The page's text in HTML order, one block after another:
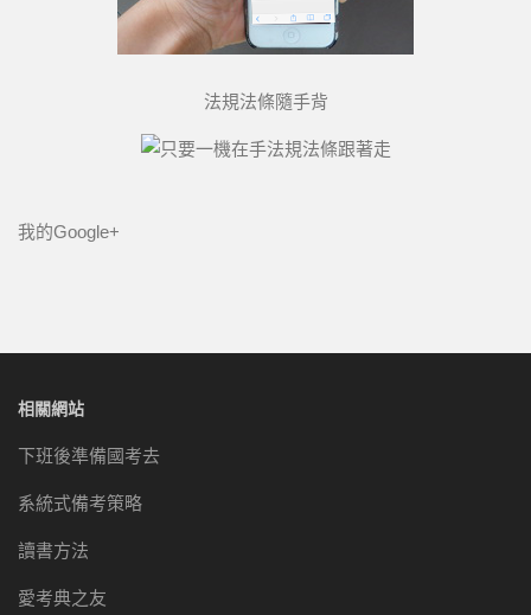
法規法條隨手背
我的Google+
相關網站
下班後準備國考去
系統式備考策略
讀書方法
愛考典之友